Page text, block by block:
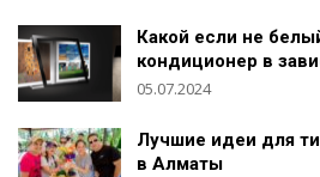
Какой если не
кондиционер в
05.07.2024
Лучшие идеи для
в Алматы